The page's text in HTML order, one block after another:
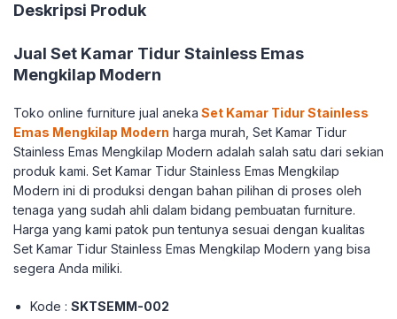
Deskripsi Produk
Jual Set Kamar Tidur Stainless Emas
Mengkilap Modern
Toko online furniture jual aneka Set Kamar Tidur Stainless
Emas Mengkilap Modern harga murah, Set Kamar Tidur
Stainless Emas Mengkilap Modern adalah salah satu dari sekian
produk kami. Set Kamar Tidur Stainless Emas Mengkilap
Modern ini di produksi dengan bahan pilihan di proses oleh
tenaga yang sudah ahli dalam bidang pembuatan furniture.
Harga yang kami patok pun tentunya sesuai dengan kualitas
Set Kamar Tidur Stainless Emas Mengkilap Modern yang bisa
segera Anda miliki.
Kode :SKTSEMM-002